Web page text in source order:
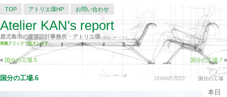
TOP アトリエ環HP お問い合わせ
Atelier KAN's report
鹿児島市の建築設計事務所・アトリエ環の建築レポートです。
画像クリックで拡大します。
« 国分の工場.5 国分の工場.7 »
18MAR2022 国分の工場
国分の工場.6
本日